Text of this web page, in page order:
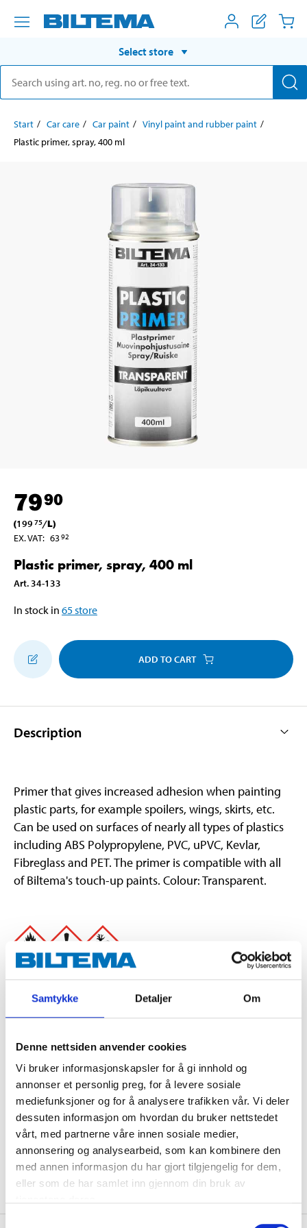
Samtykke Detaljer Om
Denne nettsiden anvender cookies
Vi bruker informasjonskapsler for å gi innhold og
annonser et personlig preg, for å levere sosiale
mediefunksjoner og for å analysere trafikken vår. Vi deler
dessuten informasjon om hvordan du bruker nettstedet
vårt, med partnerne våre innen sosiale medier,
annonsering og analysearbeid, som kan kombinere den
med annen informasjon du har gjort tilgjengelig for dem,
eller som de har samlet inn gjennom din bruk av
Select store
Start Car care Car paint
Vinyl paint and rubber paint
Plastic primer, spray, 400 ml
7990
(199 75/L)
EX. VAT: 6392
Plastic primer, spray, 400 ml
Art. 34-133
In stock in 65store
ADD TO CART
Description
Primer that gives increased adhesion when painting
plastic parts, for example spoilers, wings, skirts, etc.
Can be used on surfaces of nearly all types of plastics
including ABS Polypropylene, PVC, uPVC, Kevlar,
Fibreglass and PET. The primer is compatible with all
of Biltema's touch-up paints. Colour: Transparent.
H229 Pressurised container: May burst if heated.
H315 Causes skin irritation.
H411 Toxic to aquatic life with long lasting effects.
Technical specifications
Volume
400 ml
Operating temperature
+15 – +25 °C
Colour
Transparent